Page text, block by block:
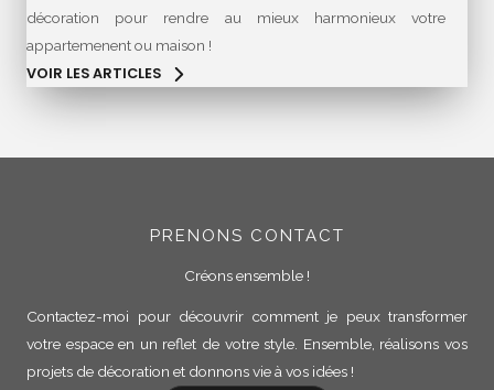
décoration pour rendre au mieux harmonieux votre
appartemenent ou maison !
VOIR LES ARTICLES
PRENONS CONTACT
Créons ensemble !
Contactez-moi pour découvrir comment je peux transformer
votre espace en un reflet de votre style. Ensemble, réalisons vos
projets de décoration et donnons vie à vos idées !